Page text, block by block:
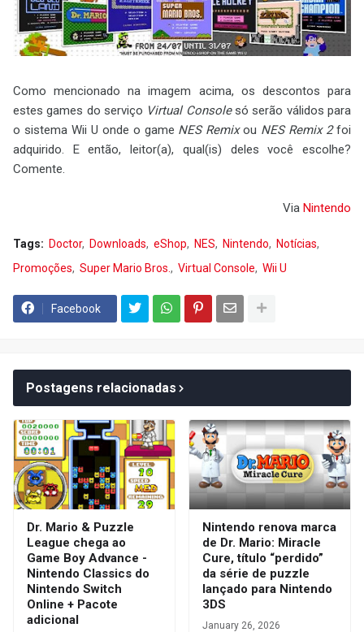
Como mencionado na imagem acima, os descontos para
estes games do serviço Virtual Consolesó serão válidos para
o sistema Wii U onde o game NES Remixou NES Remix 2foi
adquirido. E então, leitor(a), qual(is) deles você escolhe?
Comente.
Via Nintendo
Tags: Doctor Downloads eShop NES Nintendo
Notícias
Promoções
Super Mario Bros. Virtual Console Wii U
Facebook
Postagens relacionadas
Dr. Mario & Puzzle
League chega ao
Game Boy Advance -
Nintendo Classics do
Nintendo Switch
Online + Pacote
adicional
Nintendo renova marca
de Dr. Mario: Miracle
Cure, título “perdido”
da série de puzzle
lançado para Nintendo
3DS
January 26, 2026